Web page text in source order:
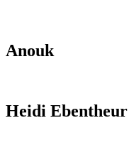
Anouk
Heidi Ebentheur